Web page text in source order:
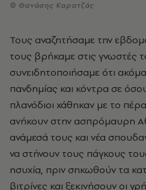
© Θανάσης Καρατζάς
Τους αναζητήσαμε την
τους βρήκαμε στις γνωστές
συνειδητοποιήσαμε ότι
πανδημίας και κόντρα σε
πλανόδιοι χάθηκαν με το
ανήκουν στην ασπρόμαυρη
ανάμεσά τους και νέα
να στήνουν τους πάγκους
ησυχία, πριν σηκωθούν τα
βιτρίνες και ξεκινήσουν οι